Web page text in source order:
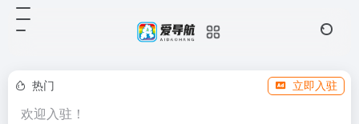
热门 立即入驻
欢迎入驻！